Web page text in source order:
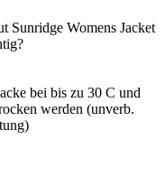
bei bis zu 30 C und
werden (unverb.